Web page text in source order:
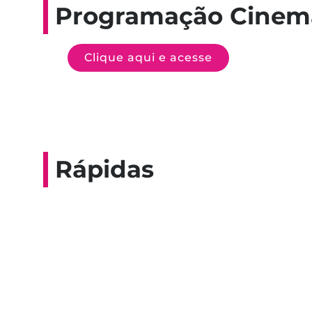
Programação
Clique aqui e acesse
Rápidas